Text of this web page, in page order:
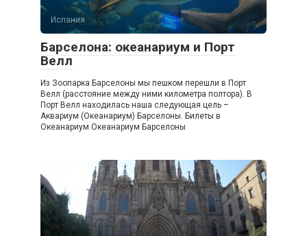
Испания
Барселона: океанариум и Порт
Велл
Из Зоопарка Барселоны мы пешком перешли в Порт
Велл (расстояние между ними километра полтора). В
Порт Велл находилась наша следующая цель –
Аквариум (Океанариум) Барселоны. Билеты в
Океанариум Океанариум Барселоны